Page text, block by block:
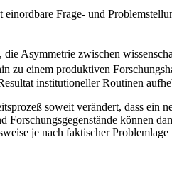
Frage- und
Asymmetrie zwischen
zu einem produktiven
institutioneller Routinen
soweit verändert, dass ein
können
je nach faktischer Problemlage